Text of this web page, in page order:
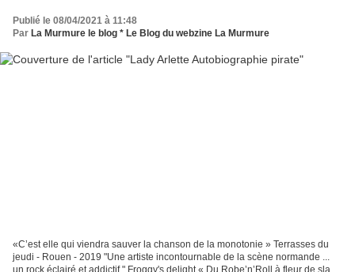
Publié le 08/04/2021 à 11:48
Par La Murmure le blog * Le Blog du webzine La Murmure
«C’est elle qui viendra sauver la chanson de la monotonie » Terrasses du
jeudi - Rouen - 2019 "Une artiste incontournable de la scène normande ...
un rock éclairé et addictif " Froggy's delight « Du Robe’n’Roll à fleur de slam